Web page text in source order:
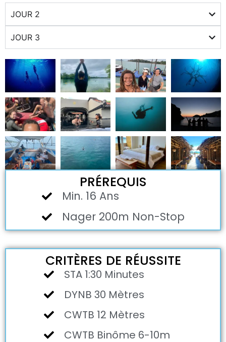
JOUR 2
JOUR 3
PRÉREQUIS
Min. 16 Ans
Nager 200m Non-Stop
CRITÈRES DE RÉUSSITE
STA 1:30 Minutes
DYNB 30 Mètres
CWTB 12 Mètres
CWTB Binôme 6-10m